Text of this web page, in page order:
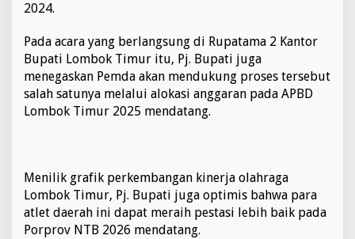
b
a
R
p
2024.
Pada acara yang berlangsung di Rupatama 2 Kantor
Bupati Lombok Timur itu, Pj. Bupati juga
menegaskan Pemda akan mendukung proses tersebut
salah satunya melalui alokasi anggaran pada APBD
Lombok Timur 2025 mendatang.
Menilik grafik perkembangan kinerja olahraga
Lombok Timur, Pj. Bupati juga optimis bahwa para
atlet daerah ini dapat meraih pestasi lebih baik pada
Porprov NTB 2026 mendatang.